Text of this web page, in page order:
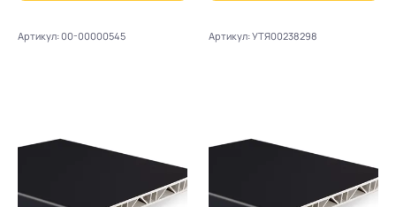
Артикул: 00-00000545 Артикул: УТЯ00238298